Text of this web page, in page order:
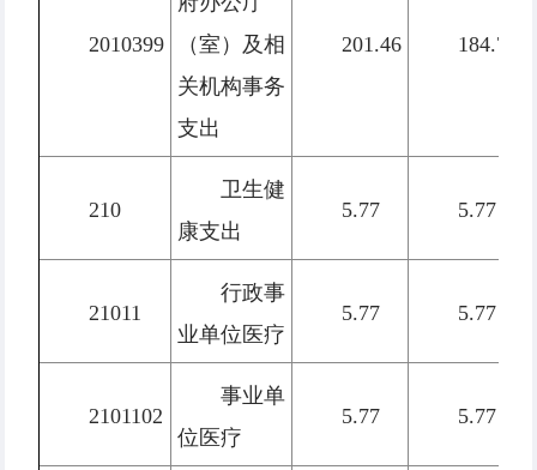
2010399
（室）及相
关机构事务
支出
201.46 184.79
210
卫生健
康支出
5.77 5.77
21011
行政事
业单位医疗
5.77 5.77
2101102
事业单
位医疗
5.77 5.77